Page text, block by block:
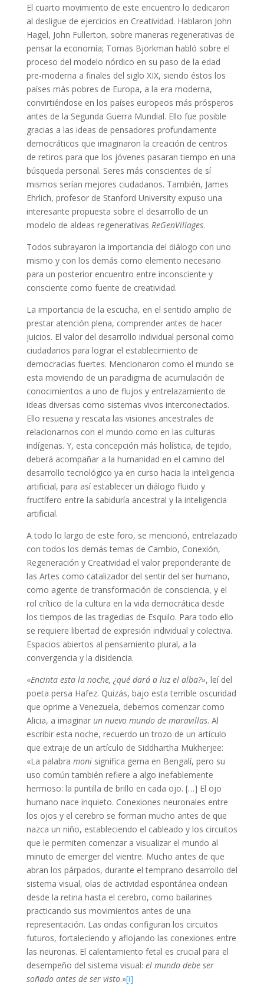
El cuarto movimiento de este encuentro lo dedicaron
al desligue de ejercicios en Creatividad. Hablaron John
Hagel, John Fullerton, sobre maneras regenerativas de
pensar la economía; Tomas Björkman habló sobre el
proceso del modelo nórdico en su paso de la edad
pre-moderna a finales del siglo XIX, siendo éstos los
países más pobres de Europa, a la era moderna,
convirtiéndose en los países europeos más prósperos
antes de la Segunda Guerra Mundial. Ello fue posible
gracias a las ideas de pensadores profundamente
democráticos que imaginaron la creación de centros
de retiros para que los jóvenes pasaran tiempo en una
búsqueda personal. Seres más conscientes de sí
mismos serían mejores ciudadanos. También, James
Ehrlich, profesor de Stanford University expuso una
interesante propuesta sobre el desarrollo de un
modelo de aldeas regenerativas ReGenVillages.
Todos subrayaron la importancia del diálogo con uno
mismo y con los demás como elemento necesario
para un posterior encuentro entre inconsciente y
consciente como fuente de creatividad.
La importancia de la escucha, en el sentido amplio de
prestar atención plena, comprender antes de hacer
juicios. El valor del desarrollo individual personal como
ciudadanos para lograr el establecimiento de
democracias fuertes. Mencionaron como el mundo se
esta moviendo de un paradigma de acumulación de
conocimientos a uno de flujos y entrelazamiento de
ideas diversas como sistemas vivos interconectados.
Ello resuena y rescata las visiones ancestrales de
relacionarnos con el mundo como en las culturas
indígenas. Y, esta concepción más holística, de tejido,
deberá acompañar a la humanidad en el camino del
desarrollo tecnológico ya en curso hacia la inteligencia
artificial, para así establecer un diálogo fluido y
fructífero entre la sabiduría ancestral y la inteligencia
artificial.
A todo lo largo de este foro, se mencionó, entrelazado
con todos los demás temas de Cambio, Conexión,
Regeneración y Creatividad el valor preponderante de
las Artes como catalizador del sentir del ser humano,
como agente de transformación de consciencia, y el
rol crítico de la cultura en la vida democrática desde
los tiempos de las tragedias de Esquilo. Para todo ello
se requiere libertad de expresión individual y colectiva.
Espacios abiertos al pensamiento plural, a la
convergencia y la disidencia.
«Encinta esta la noche, ¿qué dará a luz el alba?», leí del
poeta persa Hafez. Quizás, bajo esta terrible oscuridad
que oprime a Venezuela, debemos comenzar como
Alicia, a imaginar un nuevo mundo de maravillas. Al
escribir esta noche, recuerdo un trozo de un artículo
que extraje de un artículo de Siddhartha Mukherjee:
«La palabra monisignifica gema en Bengalí, pero su
uso común también refiere a algo inefablemente
hermoso: la puntilla de brillo en cada ojo. […] El ojo
humano nace inquieto. Conexiones neuronales entre
los ojos y el cerebro se forman mucho antes de que
nazca un niño, estableciendo el cableado y los circuitos
que le permiten comenzar a visualizar el mundo al
minuto de emerger del vientre. Mucho antes de que
abran los párpados, durante el temprano desarrollo del
sistema visual, olas de actividad espontánea ondean
desde la retina hasta el cerebro, como bailarines
practicando sus movimientos antes de una
representación. Las ondas configuran los circuitos
futuros, fortaleciendo y aflojando las conexiones entre
las neuronas. El calentamiento fetal es crucial para el
desempeño del sistema visual: el mundo debe ser
soñado antes de ser visto.»[i]